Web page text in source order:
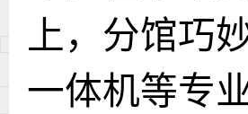
上，分馆巧
一体机等专